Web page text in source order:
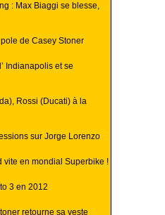
: Max Biaggi se blesse,
de Casey Stoner
Indianapolis et se
Rossi (Ducati) à la
sur Jorge Lorenzo
vite en mondial Superbike !
3 en 2012
retourne sa veste